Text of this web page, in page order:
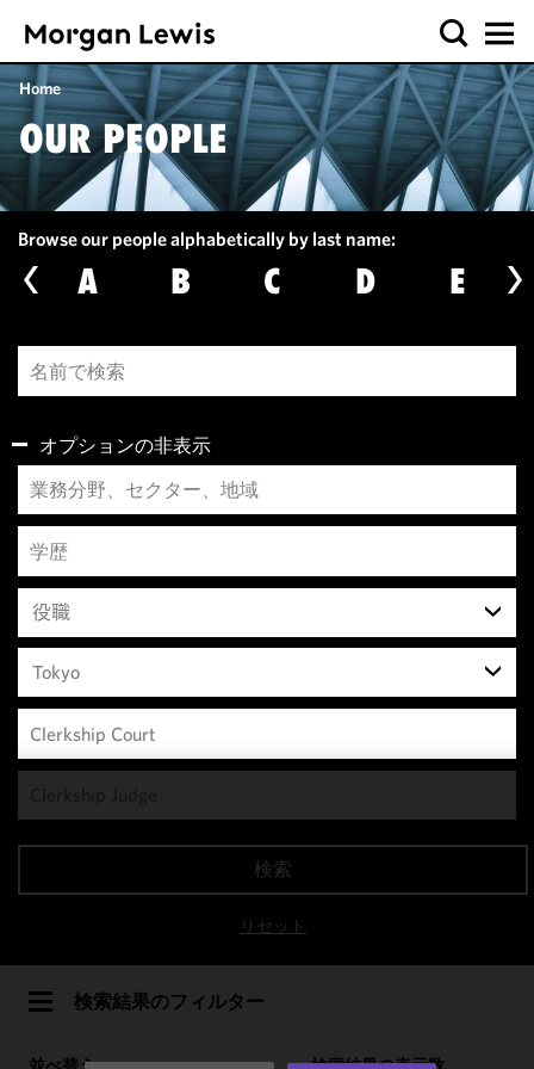
Home
OUR PEOPLE
Browse our people alphabetically by last name:
A B C D E
オプションの非表示
リセット
検索
役職
Tokyo
検索結果のフィルター
cookies to
functionality
of this site
in